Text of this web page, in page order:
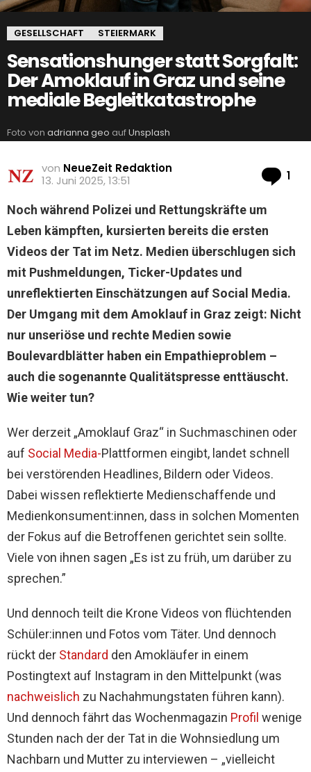
GESELLSCHAFT STEIERMARK
Sensationshunger statt Sorgfalt:
Der Amoklauf in Graz und seine
mediale Begleitkatastrophe
Foto von adrianna geo aufUnsplash
von NeueZeit Redaktion
13. Juni 2025, 13:51
1
Noch während Polizei und Rettungskräfte um
Leben kämpften, kursierten bereits die ersten
Videos der Tat im Netz. Medien überschlugen sich
mit Pushmeldungen, Ticker-Updates und
unreflektierten Einschätzungen auf Social Media.
Der Umgang mit dem Amoklauf in Graz zeigt: Nicht
nur unseriöse und rechte Medien sowie
Boulevardblätter haben ein Empathieproblem –
auch die sogenannte Qualitätspresse enttäuscht.
Wie weiter tun?
Wer derzeit „Amoklauf Graz“ in Suchmaschinen oder
auf Social Media-Plattformen eingibt, landet schnell
bei verstörenden Headlines, Bildern oder Videos.
Dabei wissen reflektierte Medienschaffende und
Medienkonsument:innen, dass in solchen Momenten
der Fokus auf die Betroffenen gerichtet sein sollte.
Viele von ihnen sagen „Es ist zu früh, um darüber zu
sprechen.”
Und dennoch teilt die Krone Videos von flüchtenden
Schüler:innen und Fotos vom Täter. Und dennoch
rückt der Standard den Amokläufer in einem
Postingtext auf Instagram in den Mittelpunkt (was
nachweislich zu Nachahmungstaten führen kann).
Und dennoch fährt das Wochenmagazin Profil wenige
Stunden nach der der Tat in die Wohnsiedlung um
Nachbarn und Mutter zu interviewen – „vielleicht